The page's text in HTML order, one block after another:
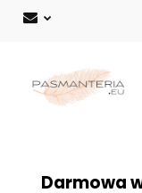
Darmowa